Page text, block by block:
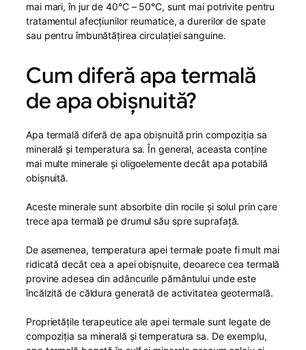
mai mari, în jur de 40°C – 50°C, sunt mai potrivite pentru
tratamentul afecțiunilor reumatice, a durerilor de spate
sau pentru îmbunătățirea circulației sanguine.
Cum diferă apa termală
de apa obișnuită?
Apa termală diferă de apa obișnuită prin compoziția sa
minerală și temperatura sa. În general, aceasta conține
mai multe minerale și oligoelemente decât apa potabilă
obișnuită.
Aceste minerale sunt absorbite din rocile și solul prin care
trece apa termală pe drumul său spre suprafață.
De asemenea, temperatura apei termale poate fi mult mai
ridicată decât cea a apei obișnuite, deoarece cea termală
provine adesea din adâncurile pământului unde este
încălzită de căldura generată de activitatea geotermală.
Proprietățile terapeutice ale apei termale sunt legate de
compoziția sa minerală și temperatura sa. De exemplu,